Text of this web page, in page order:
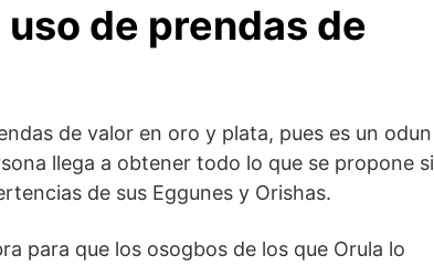
de prendas de
de valor en oro y plata, pues es un odun
llega a obtener todo lo que se propone si
de sus Eggunes y Orishas.
para que los osogbos de los que Orula lo